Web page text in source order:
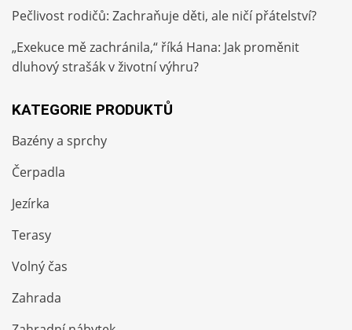
Pečlivost rodičů: Zachraňuje děti, ale ničí přátelství?
„Exekuce mě zachránila,“ říká Hana: Jak proměnit
dluhový strašák v životní výhru?
KATEGORIE PRODUKTŮ
Bazény a sprchy
Čerpadla
Jezírka
Terasy
Volný čas
Zahrada